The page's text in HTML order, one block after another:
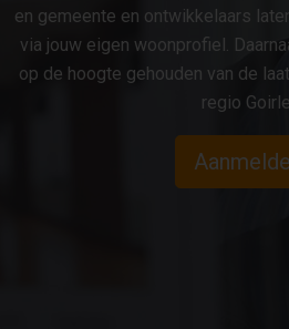
en gemeente en ontwikkelaars
via jouw eigen woonprofiel.
op de hoogte gehouden van de
regio